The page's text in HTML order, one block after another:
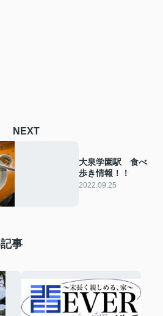
NEXT
大泉学園駅 食べ
歩き情報！！
2022.09.25
事